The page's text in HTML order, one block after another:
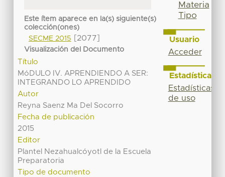
Este ítem aparece en la(s) siguiente(s)
colección(ones)
SECME 2015
[2077]
Visualización del Documento
Título
MóDULO IV. APRENDIENDO A SER:
INTEGRANDO LO APRENDIDO
Autor
Reyna Saenz Ma Del Socorro
Fecha de publicación
2015
Editor
Plantel Nezahualcóyotl de la Escuela
Preparatoria
Tipo de documento
Materia
Tipo
Usuario
Acceder
Estadísticas
Estadísticas
de uso